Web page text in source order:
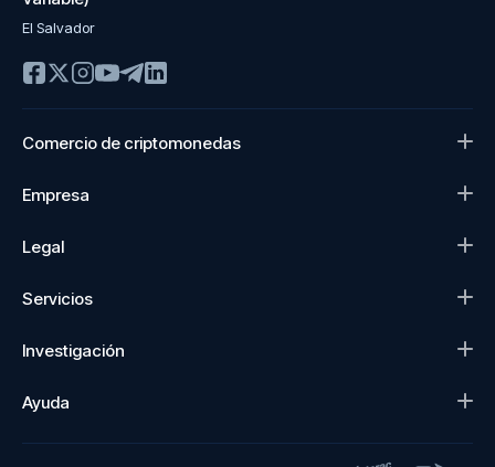
El Salvador
Comercio de criptomonedas
Empresa
Legal
Servicios
Investigación
Ayuda